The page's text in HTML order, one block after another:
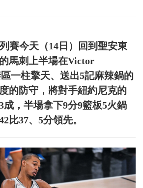
賽今天（14日）回到聖安東
馬刺上半場在Victor
一柱擎天、送出5記麻辣鍋的
的防守，將對手紐約尼克的
成，半場拿下9分9籃板5火鍋
比37、5分領先。